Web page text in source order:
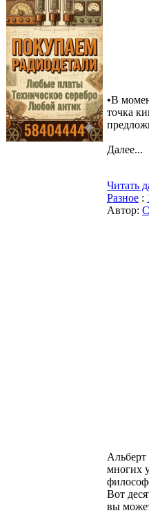
•В
точка
Далее...
Читать
Разное :
Автор:
многих
Вот
вы